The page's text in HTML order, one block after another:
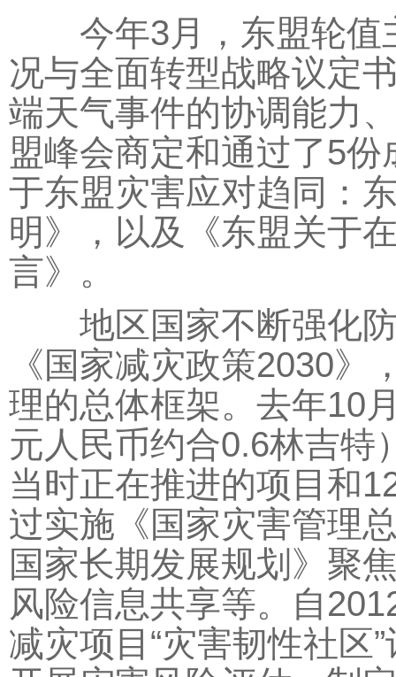
今年3月，东盟轮值
况与全面转型战略议定
端天气事件的协调能力
盟峰会商定和通过了5
于东盟灾害应对趋同：
明》，以及《东盟关于
言》。
地区国家不断强化防
《国家减灾政策2030
理的总体框架。去年10
元人民币约合0.6林吉特
当时正在推进的项目和
过实施《国家灾害管理
国家长期发展规划》聚
风险信息共享等。自
减灾项目“灾害韧性社区